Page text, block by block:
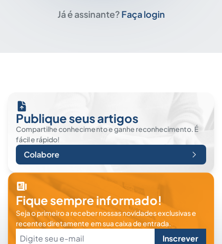
Já é assinante? Faça login
Publique seus artigos
Compartilhe conhecimento e ganhe reconhecimento. É
fácil e rápido!
Colabore
Fique sempre informado!
Seja o primeiro a receber nossas novidades exclusivas e
recentes diretamente em sua caixa de entrada.
Inscrever